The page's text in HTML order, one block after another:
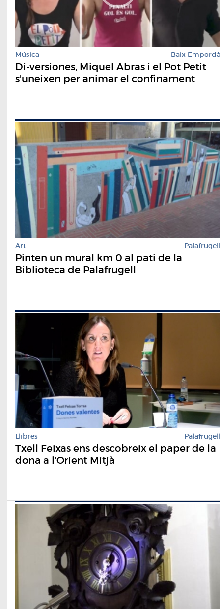
Música Baix Empordà
Di-versiones, Miquel Abras i el Pot Petit
s'uneixen per animar el confinament
Art Palafrugell
Pinten un mural km 0 al pati de la
Biblioteca de Palafrugell
Llibres Palafrugell
Txell Feixas ens descobreix el paper de la
dona a l'Orient Mitjà